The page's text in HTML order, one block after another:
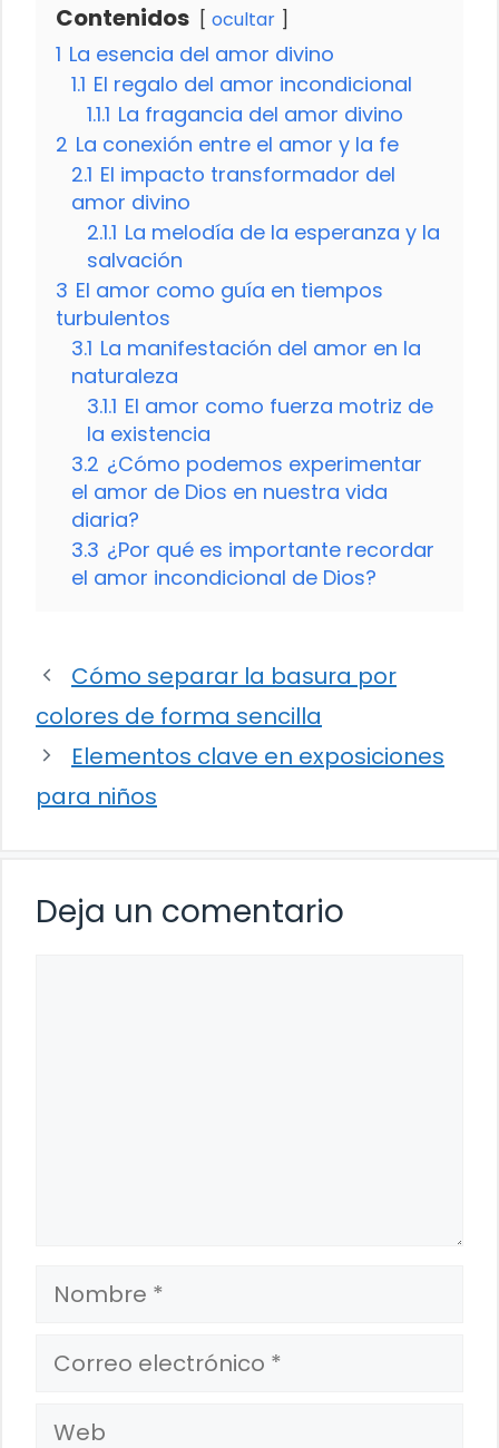
Contenidos ocultar
1 La esencia del amor divino
1.1 El regalo del amor incondicional
1.1.1 La fragancia del amor divino
2 La conexión entre el amor y la fe
2.1 El impacto transformador del
amor divino
2.1.1 La melodía de la esperanza y la
salvación
3 El amor como guía en tiempos
turbulentos
3.1 La manifestación del amor en la
naturaleza
3.1.1 El amor como fuerza motriz de
la existencia
3.2 ¿Cómo podemos experimentar
el amor de Dios en nuestra vida
diaria?
3.3 ¿Por qué es importante recordar
el amor incondicional de Dios?
Cómo separar la basura por
colores de forma sencilla
Elementos clave en exposiciones
para niños
Deja un comentario
Nombre
Correo
electrónico
Web